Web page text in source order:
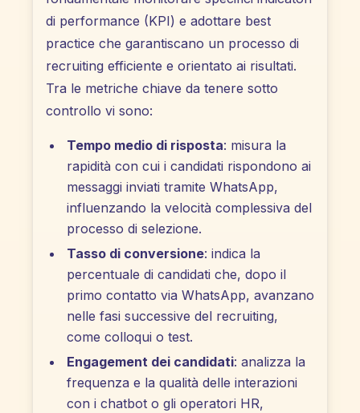
di performance (KPI) e adottare best
practice che garantiscano un processo di
recruiting efficiente e orientato ai risultati.
Tra le metriche chiave da tenere sotto
controllo vi sono:
Tempo medio di risposta: misura la
rapidità con cui i candidati rispondono ai
messaggi inviati tramite WhatsApp,
influenzando la velocità complessiva del
processo di selezione.
Tasso di conversione: indica la
percentuale di candidati che, dopo il
primo contatto via WhatsApp, avanzano
nelle fasi successive del recruiting,
come colloqui o test.
Engagement dei candidati: analizza la
frequenza e la qualità delle interazioni
con i chatbot o gli operatori HR,